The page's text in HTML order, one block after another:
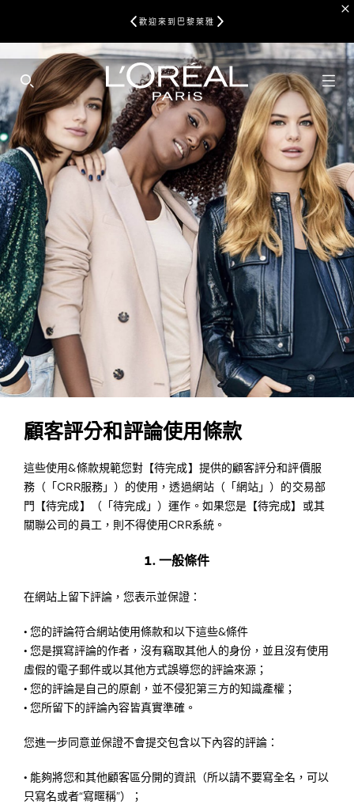
歡迎來到巴黎萊雅
SEARCH THIS SITE
顧客評分和評論使用條款
這些使用&條款規範您對【待完成】提供的顧客評分和評價服
務（「CRR服務」）的使用，透過網站（「網站」）的交易部
門【待完成】（「待完成」）運作。如果您是【待完成】或其
關聯公司的員工，則不得使用CRR系統。
1. 一般條件
在網站上留下評論，您表示並保證：
• 您的評論符合網站使用條款和以下這些&條件
• 您是撰寫評論的作者，沒有竊取其他人的身份，並且沒有使用
虛假的電子郵件或以其他方式誤導您的評論來源；
• 您的評論是自己的原創，並不侵犯第三方的知識產權；
• 您所留下的評論內容皆真實準確。
您進一步同意並保證不會提交包含以下內容的評論：
• 能夠將您和其他顧客區分開的資訊（所以請不要寫全名，可以
只寫名或者“寫暱稱”）；